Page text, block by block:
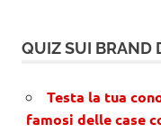
QUIZ SUI BRAND
Testa la tua
famosi delle case